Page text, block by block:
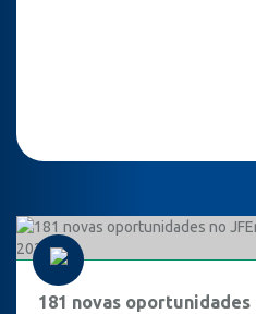
181 novas